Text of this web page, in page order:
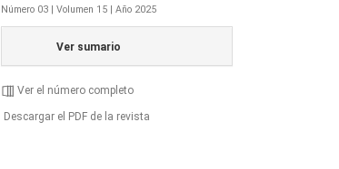
Número 03 | Volumen 15 | Año 2025
Ver sumario
Ver el número completo
Descargar el PDF de la revista